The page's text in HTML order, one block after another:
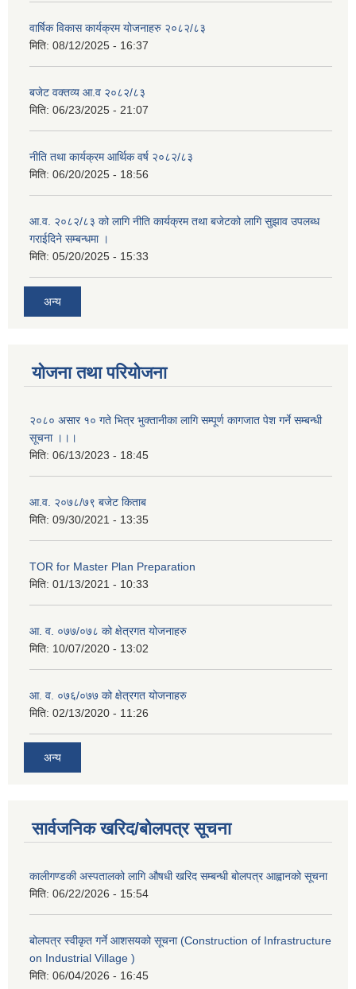
वार्षिक विकास कार्यक्रम योजनाहरु २०८२/८३
मिति: 08/12/2025 - 16:37
बजेट वक्तव्य आ.व २०८२/८३
मिति: 06/23/2025 - 21:07
नीति तथा कार्यक्रम आर्थिक वर्ष २०८२/८३
मिति: 06/20/2025 - 18:56
आ.व. २०८२/८३ को लागि नीति कार्यक्रम तथा बजेटको लागि सुझाव उपलब्ध
गराईदिने सम्बन्धमा ।
मिति: 05/20/2025 - 15:33
अन्य
योजना तथा परियोजना
२०८० असार १० गते भित्र भुक्तानीका लागि सम्पूर्ण कागजात पेश गर्ने सम्बन्धी
सूचना ।।।
मिति: 06/13/2023 - 18:45
आ.व. २०७८/७९ बजेट किताब
मिति: 09/30/2021 - 13:35
TOR for Master Plan Preparation
मिति: 01/13/2021 - 10:33
आ. व. ०७७/०७८ को क्षेत्रगत योजनाहरु
मिति: 10/07/2020 - 13:02
आ. व. ०७६/०७७ को क्षेत्रगत योजनाहरु
मिति: 02/13/2020 - 11:26
अन्य
सार्वजनिक खरिद/बोलपत्र सूचना
कालीगण्डकी अस्पतालको लागि औषधी खरिद सम्बन्धी बोलपत्र आह्वानको सूचना
मिति: 06/22/2026 - 15:54
बोलपत्र स्वीकृत गर्ने आशसयको सूचना (Construction of Infrastructure
on Industrial Village )
मिति: 06/04/2026 - 16:45